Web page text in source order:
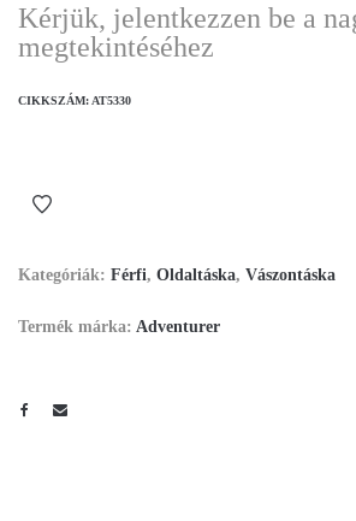
Kérjük, jelentkezzen be a
megtekintéséhez
CIKKSZÁM: AT5330
Kategóriák: Férfi, Oldaltáska, Vászontáska
Termék márka: Adventurer